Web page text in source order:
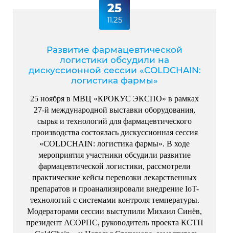
25
11.25
Развитие фармацевтической
логистики обсудили на
дискуссионной сессии «COLDCHAIN:
логистика фармы»
25 ноября в МВЦ «КРОКУС ЭКСПО» в рамках
27-й международной выставки оборудования,
сырья и технологий для фармацевтического
производства состоялась дискуссионная сессия
«COLDCHAIN: логистика фармы». В ходе
мероприятия участники обсудили развитие
фармацевтической логистики, рассмотрели
практические кейсы перевозки лекарственных
препаратов и проанализировали внедрение IoT-
технологий с системами контроля температуры.
Модераторами сессии выступили Михаил Синёв,
президент АСОРПС, руководитель проекта КСТП